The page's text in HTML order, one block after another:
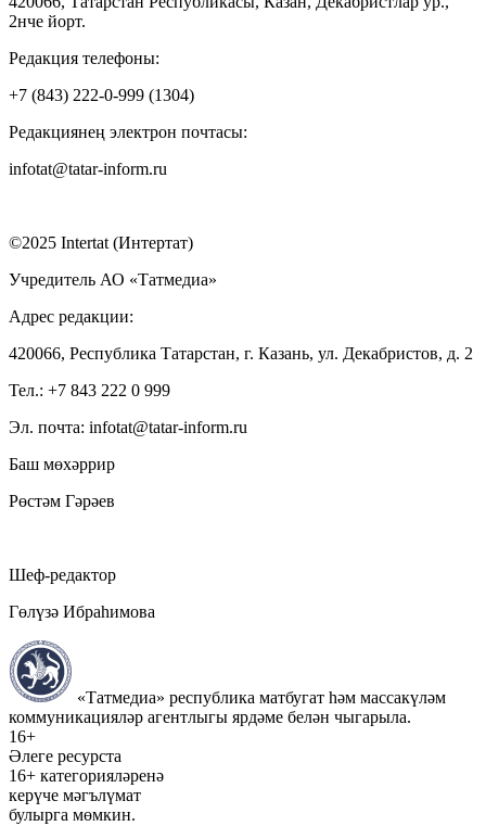
2нче йорт.
Редакция телефоны:
+7 (843) 222-0-999 (1304)
Редакциянең электрон почтасы:
infotat@tatar-inform.ru
©2025 Intertat (Интертат)
Учредитель АО «Татмедиа»
Адрес редакции:
420066, Республика Татарстан, г. Казань, ул. Декабристов, д. 2
Тел.: +7 843 222 0 999
Эл. почта: infotat@tatar-inform.ru
Баш мөхәррир
Рөстәм Гәрәев
Шеф-редактор
Гөлүзә Ибраһимова
«Татмедиа» республика матбугат һәм массакүләм
коммуникацияләр агентлыгы ярдәме белән чыгарыла.
16+
Әлеге ресурста
16+ категорияләренә
керүче мәгълүмат
булырга мөмкин.